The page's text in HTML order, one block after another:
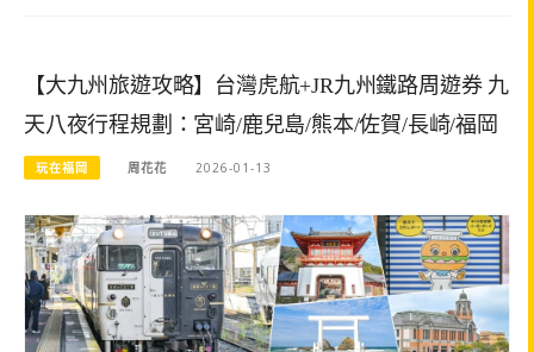
【大九州旅遊攻略】台灣虎航+JR九州鐵路周遊券 九
天八夜行程規劃：宮崎/鹿兒島/熊本/佐賀/長崎/福岡
玩在福岡 周花花 2026-01-13